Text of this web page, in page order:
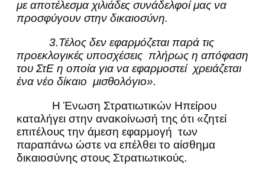
με αποτέλεσμα χιλιάδες συνάδελφοί μας να
προσφύγουν στην δικαιοσύνη.
3.Τέλος δεν εφαρμόζεται παρά τις
προεκλογικές υποσχέσεις πλήρως η απόφαση
του ΣτΕ η οποία για να εφαρμοστεί χρειάζεται
ένα νέο δίκαιο μισθολόγιο».
Η Ένωση Στρατιωτικών Ηπείρου
καταλήγει στην ανακοίνωσή της ότι «ζητεί
επιτέλους την άμεση εφαρμογή των
παραπάνω ώστε να επέλθει το αίσθημα
δικαιοσύνης στους Στρατιωτικούς.